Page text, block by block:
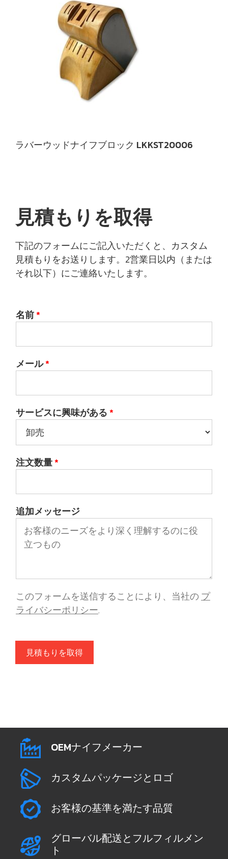
ラバーウッドナイフブロック LKKST20006
見積もりを取得
下記のフォームにご記入いただくと、カスタム
見積もりをお送りします。2営業日以内（または
それ以下）にご連絡いたします。
名前*
メール*
サービスに興味がある*
注文数量*
追加メッセージ
このフォームを送信することにより、当社の プ
ライバシーポリシー.
見積もりを取得
OEMナイフメーカー
カスタムパッケージとロゴ
お客様の基準を満たす品質
グローバル配送とフルフィルメン
ト